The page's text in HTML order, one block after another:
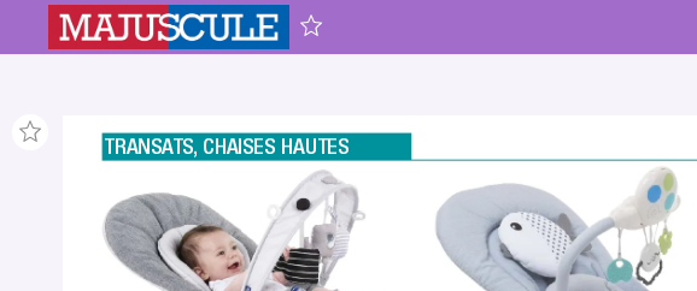
TRANSATS, CHAISES HAUTES